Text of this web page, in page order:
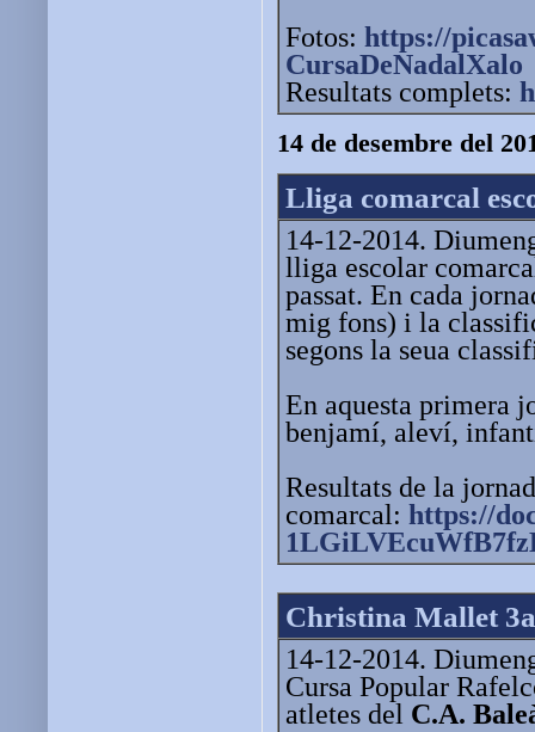
Fotos: https://
CursaDeNadalXalo
Resultats complets:
14 de desembre del
Lliga comarcal
14-12-2014.
lliga escolar
passat. En cada
mig fons) i la
segons la seua
En aquesta primera
benjamí, aleví,
Resultats de la
comarcal: https://
Christina Mallet
14-12-2014.
Cursa Popular
atletes del C.A.